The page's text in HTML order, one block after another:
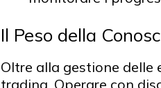
Il Peso della
Oltre alla gestione delle
trading. Operare con